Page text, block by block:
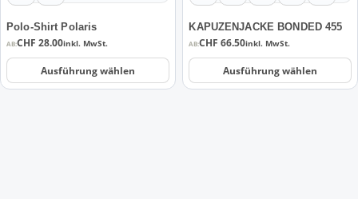
Polo-Shirt Polaris
AB:CHF 28.00inkl. MwSt.
Ausführung wählen
auf
der
Produktseite
gewählt
werden
KAPUZENJACKE BONDED 455
AB:CHF 66.50inkl. MwSt.
Ausführung wählen
auf
der
Produktseite
gewählt
werden